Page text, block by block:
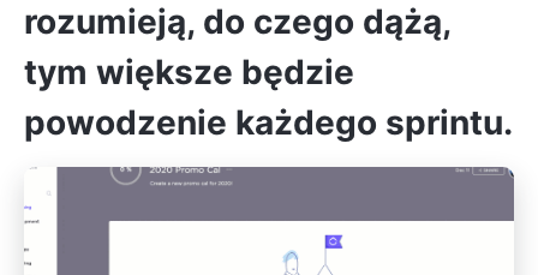
rozumieją, do czego dążą,
tym większe będzie
powodzenie każdego sprintu.